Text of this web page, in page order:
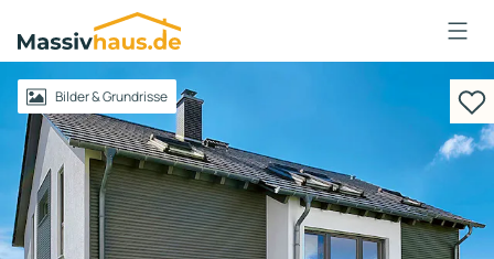
Massivhaus
Logo
AnmeldenBilder & Grundrisse